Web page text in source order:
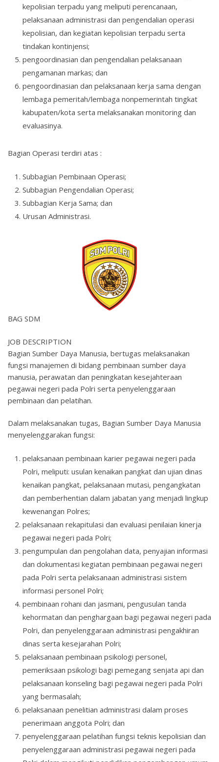
kepolisian terpadu yang meliputi perencanaan,
pelaksanaan administrasi dan pengendalian operasi
kepolisian, dan kegiatan kepolisian terpadu serta
tindakan kontinjensi;
pengoordinasian dan pengendalian pelaksanaan
pengamanan markas; dan
pengoordinasian dan pelaksanaan kerja sama dengan
lembaga pemeritah/lembaga nonpemerintah tingkat
kabupaten/kota serta melaksanakan monitoring dan
evaluasinya.
Bagian Operasi terdiri atas :
Subbagian Pembinaan Operasi;
Subbagian Pengendalian Operasi;
Subbagian Kerja Sama; dan
Urusan Administrasi.
BAG SDM
JOB DESCRIPTION
Bagian Sumber Daya Manusia, bertugas melaksanakan
fungsi manajemen di bidang pembinaan sumber daya
manusia, perawatan dan peningkatan kesejahteraan
pegawai negeri pada Polri serta penyelenggaraan
pembinaan dan pelatihan.
Dalam melaksanakan tugas, Bagian Sumber Daya Manusia
menyelenggarakan fungsi:
pelaksanaan pembinaan karier pegawai negeri pada
Polri, meliputi: usulan kenaikan pangkat dan ujian dinas
kenaikan pangkat, pelaksanaan mutasi, pengangkatan
dan pemberhentian dalam jabatan yang menjadi lingkup
kewenangan Polres;
pelaksanaan rekapitulasi dan evaluasi penilaian kinerja
pegawai negeri pada Polri;
pengumpulan dan pengolahan data, penyajian informasi
dan dokumentasi kegiatan pembinaan pegawai negeri
pada Polri serta pelaksanaan administrasi sistem
informasi personel Polri;
pembinaan rohani dan jasmani, pengusulan tanda
kehormatan dan penghargaan bagi pegawai negeri pada
Polri, dan penyelenggaraan administrasi pengakhiran
dinas serta kesejarahan Polri;
pelaksanaan pembinaan psikologi personel,
pemeriksaan psikologi bagi pemegang senjata api dan
pelaksanaan konseling bagi pegawai negeri pada Polri
yang bermasalah;
pelaksanaan penelitian administrasi dalam proses
penerimaan anggota Polri; dan
penyelenggaraan pelatihan fungsi teknis kepolisian dan
penyelenggaraan administrasi pegawai negeri pada